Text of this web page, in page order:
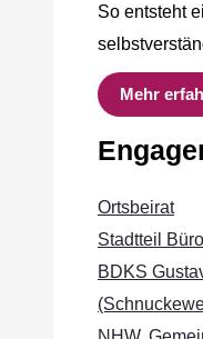
So entsteht
Mehr
Ortsbeirat
Stadtteil Büro
BDKS